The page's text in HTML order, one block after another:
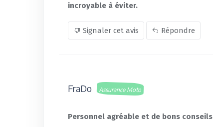
incroyable à éviter.
Signaler cet avis Répondre
FraDo Assurance Moto
Personnel agréable et de bons conseils